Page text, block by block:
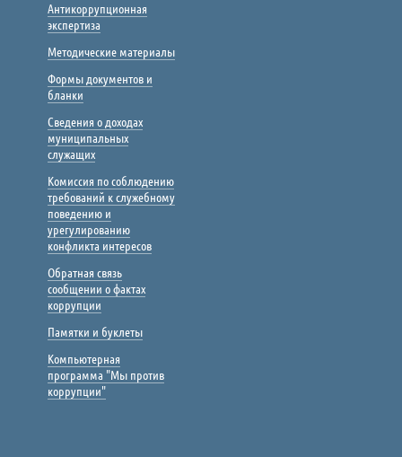
Антикоррупционная
экспертиза
Методические материалы
Формы документов и
бланки
Сведения о доходах
муниципальных
служащих
Комиссия по соблюдению
требований к служебному
поведению и
урегулированию
конфликта интересов
Обратная связь
сообщении о фактах
коррупции
Памятки и буклеты
Компьютерная
программа "Мы против
коррупции"